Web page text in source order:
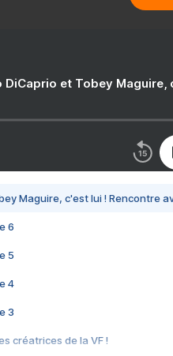
DiCaprio et Tobey
Maguire, c'est lui ! Rencontre
6
5
4
3
créatrices de la VF !